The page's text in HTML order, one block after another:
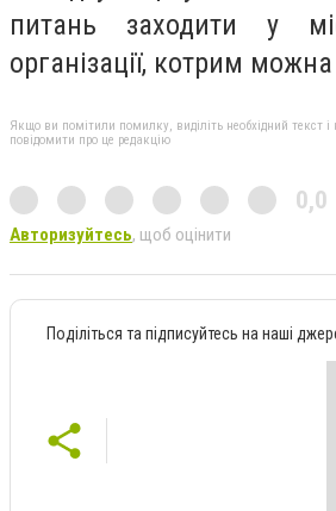
питань заходити у
організації, котрим
Якщо ви помітили помилку, виділіть необхідний текст
повідомити про це редакцію
0,0
Авторизуйтесь, щоб оцінити
Поділіться та підписуйтесь на наші